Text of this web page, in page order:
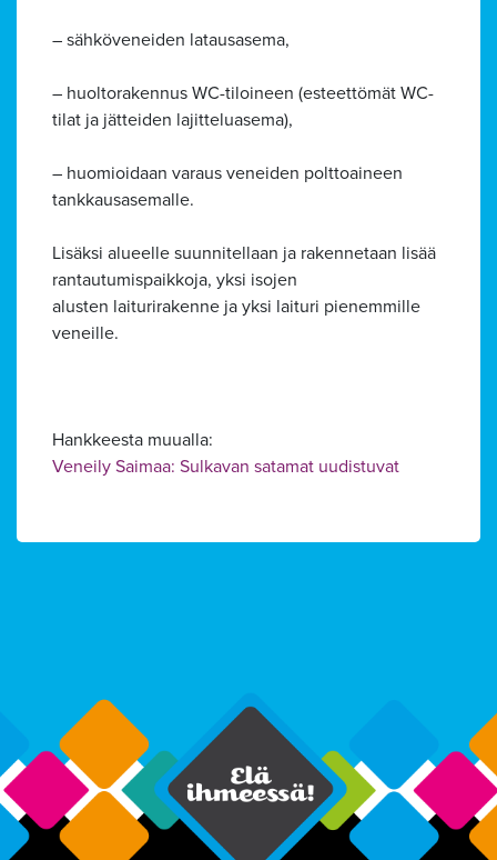
– sähköveneiden latausasema,
– huoltorakennus WC-tiloineen (esteettömät WC-
tilat ja jätteiden lajitteluasema),
– huomioidaan varaus veneiden polttoaineen
tankkausasemalle.
Lisäksi alueelle suunnitellaan ja rakennetaan lisää
rantautumispaikkoja, yksi isojen
alusten laiturirakenne ja yksi laituri pienemmille
veneille.
Hankkeesta muualla:
Veneily Saimaa: Sulkavan satamat uudistuvat
Alavalikko